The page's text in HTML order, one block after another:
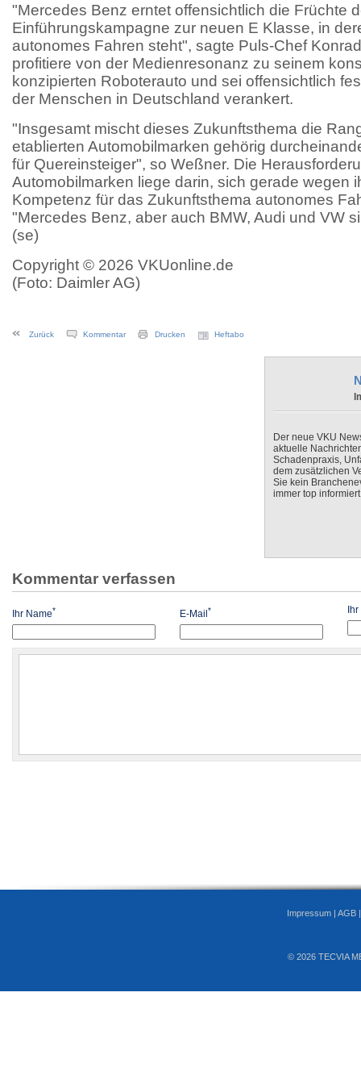
"Mercedes Benz erntet offensichtlich die Früchte
Einführungskampagne zur neuen E Klasse, in
autonomes Fahren steht", sagte Puls-Chef
profitiere von der Medienresonanz zu seinem
konzipierten Roboterauto und sei offensichtlich
der Menschen in Deutschland verankert.
"Insgesamt mischt dieses Zukunftsthema die
etablierten Automobilmarken gehörig
für Quereinsteiger", so Weßner. Die
Automobilmarken liege darin, sich gerade wegen
Kompetenz für das Zukunftsthema autonomes
"Mercedes Benz, aber auch BMW, Audi und VW
(se)
Copyright © 2026 VKUonline.de
(Foto: Daimler AG)
Zurück Kommentar Drucken Heftabo
Der neue VKU
aktuelle
Schadenpraxis,
dem zusätzlichen
Sie kein
immer top
Kommentar verfassen
Ihr Name* E-Mail* Ihr
Impressum | AGB
© 2026 TECVIA